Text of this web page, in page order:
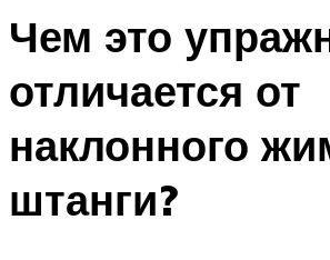
Чем это
отличается от
наклонного
штанги?